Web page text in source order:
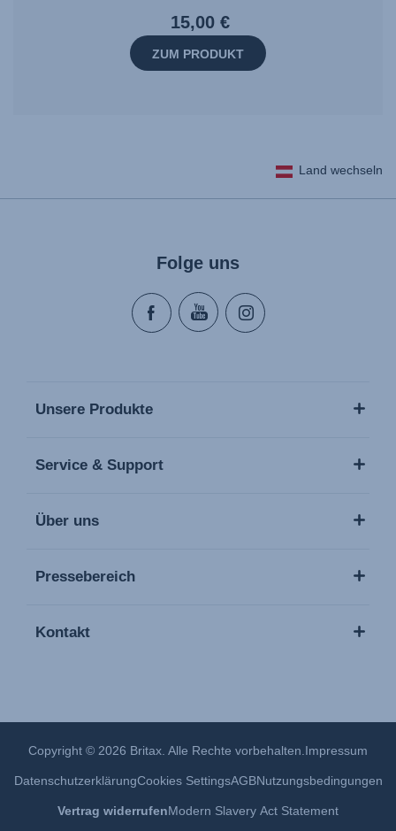
15,00 €
ZUM PRODUKT
Land wechseln
Folge uns
Unsere Produkte
Service & Support
Über uns
Pressebereich
Kontakt
Copyright © 2026 Britax. Alle Rechte vorbehalten. Impressum
DatenschutzerklärungCookies SettingsAGBNutzungsbedingungen
Vertrag widerrufenModern Slavery Act Statement